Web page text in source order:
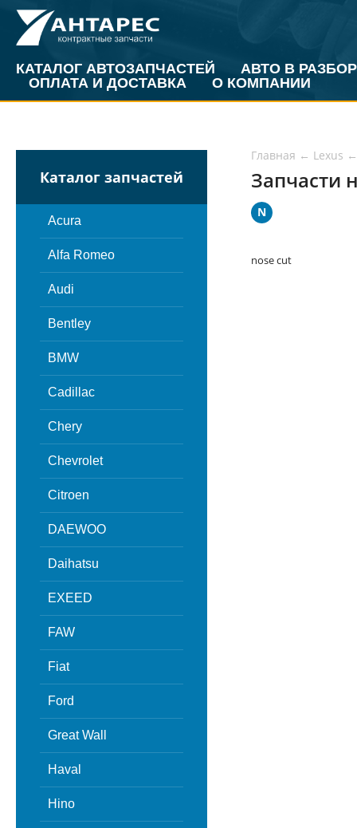
КАТАЛОГ АВТОЗАПЧАСТЕЙ
АВТО В РАЗБОР
ОПЛАТА И ДОСТАВКА
О КОМПАНИИ
Каталог запчастей
Acura
Alfa Romeo
Audi
Bentley
BMW
Cadillac
Chery
Chevrolet
Citroen
DAEWOO
Daihatsu
EXEED
FAW
Fiat
Ford
Great Wall
Haval
Hino
Главная ← Lexus ←
Запчасти
N
nose cut